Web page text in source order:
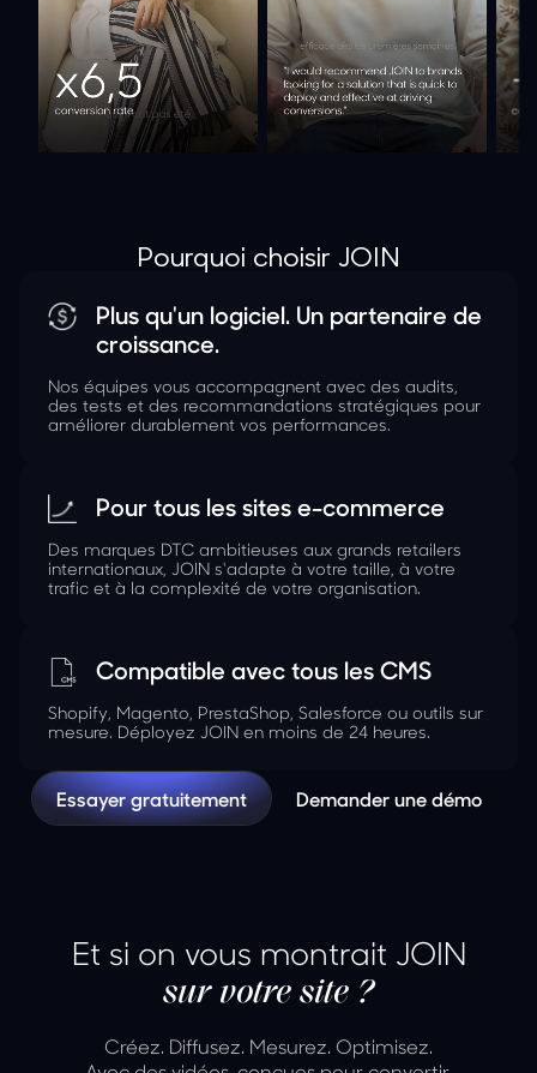
Pourquoi choisir JOIN
Plus qu'un logiciel. Un partenaire de
croissance.
Nos équipes vous accompagnent avec des audits,
des tests et des recommandations stratégiques pour
améliorer durablement vos performances.
Pour tous les sites e-commerce
Des marques DTC ambitieuses aux grands retailers
internationaux, JOIN s'adapte à votre taille, à votre
trafic et à la complexité de votre organisation.
Compatible avec tous les CMS
Shopify, Magento, PrestaShop, Salesforce ou outils sur
mesure. Déployez JOIN en moins de 24 heures.
Essayer gratuitement Demander une démo
Et si on vous montrait JOIN
sur votre site ?
Créez. Diffusez. Mesurez. Optimisez.